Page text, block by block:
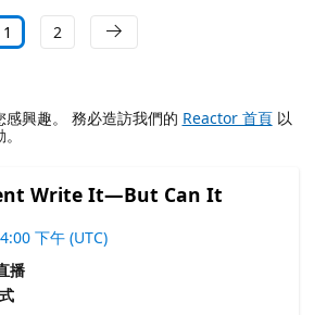
1 2
興趣。 務必造訪我們的 Reactor 首頁以
Write It—But Can It
下午 (UTC)
播